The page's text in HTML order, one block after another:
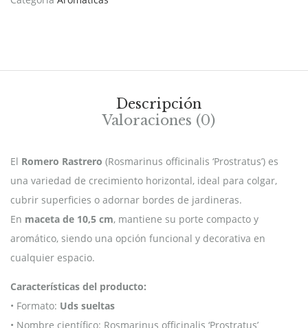
Descripción
Valoraciones (0)
El Romero Rastrero (Rosmarinus officinalis ‘Prostratus’) es
una variedad de crecimiento horizontal, ideal para colgar,
cubrir superficies o adornar bordes de jardineras.
En maceta de 10,5 cm, mantiene su porte compacto y
aromático, siendo una opción funcional y decorativa en
cualquier espacio.
Características del producto:
• Formato: Uds sueltas
• Nombre científico: Rosmarinus officinalis ‘Prostratus’